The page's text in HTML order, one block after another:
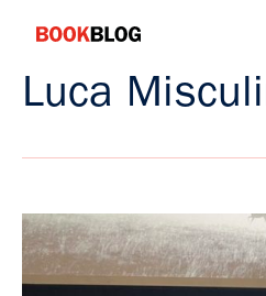
contenuto
Bookblog
Luca